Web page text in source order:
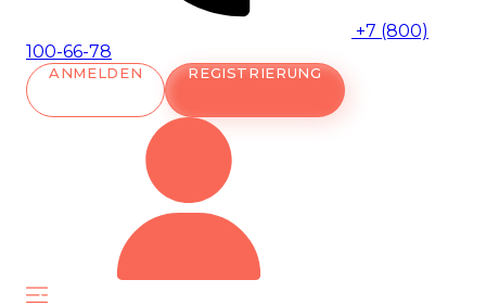
+7 (800)
100-66-78
ANMELDEN REGISTRIERUNG